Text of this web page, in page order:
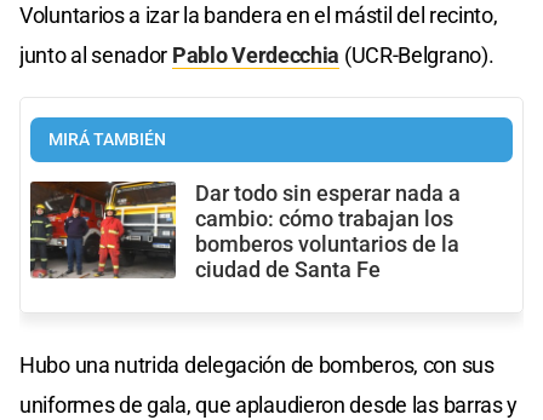
Voluntarios a izar la bandera en el mástil del recinto,
junto al senador Pablo Verdecchia (UCR-Belgrano).
MIRÁ TAMBIÉN
Dar todo sin esperar nada a
cambio: cómo trabajan los
bomberos voluntarios de la
ciudad de Santa Fe
Hubo una nutrida delegación de bomberos, con sus
uniformes de gala, que aplaudieron desde las barras y